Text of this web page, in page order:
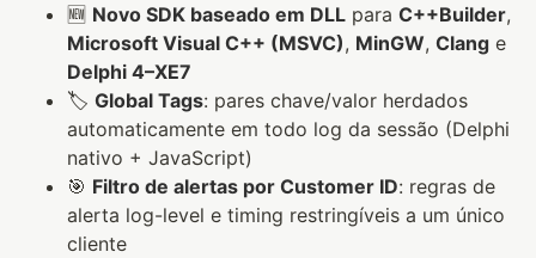
🆕 Novo SDK baseado em DLL para C++Builder,
Microsoft Visual C++ (MSVC), MinGW, Clang e
Delphi 4–XE7
🏷️ Global Tags: pares chave/valor herdados
automaticamente em todo log da sessão (Delphi
nativo + JavaScript)
🎯 Filtro de alertas por Customer ID: regras de
alerta log-level e timing restringíveis a um único
cliente